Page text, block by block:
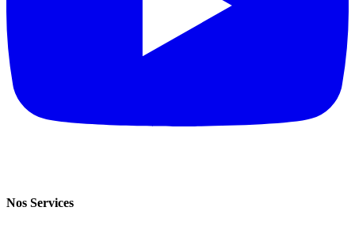
Nos Services